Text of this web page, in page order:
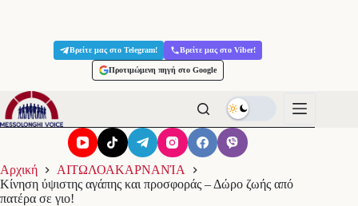
Βρείτε μας στο Telegram! Βρείτε μας στο Viber!
Προτιμώμενη πηγή στο Google
Αρχική
ΑΙΤΩΛΟΑΚΑΡΝΑΝΊΑ
Κίνηση ύψιστης αγάπης και προσφοράς – Δώρο ζωής από
πατέρα σε γιο!